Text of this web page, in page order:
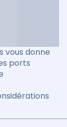
vous donne
ports